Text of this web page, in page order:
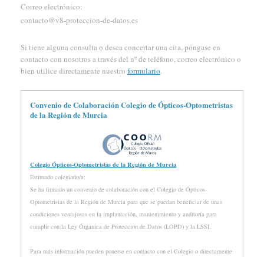
Correo electrónico:
contacto@v8-proteccion-de-datos.es
Si tiene alguna consulta o desea concertar una cita, póngase en
contacto con nosotros a través del nº de teléfono, correo electrónico o
bien utilice directamente nuestro formulario.
Convenio de Colaboración Colegio de Ópticos-Optometristas
de la Región de Murcia
Colegio Ópticos-Optometristas de la Región de Murcia
Estimado colegiado/a:
Se ha firmado un convenio de colaboración con el Colegio de Ópticos-
Optometristas de la Región de Murcia para que se puedan beneficiar de unas
condiciones ventajosas en la implantación, mantenimiento y auditoría para
cumplir con la Ley Órganica de Protección de Datos (LOPD) y la LSSI.
Para más información pueden ponerse en contacto con el Colegio o directamente